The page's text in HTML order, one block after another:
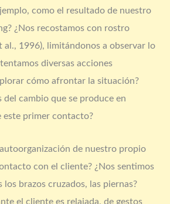
como el resultado de nuestro
¿Nos recostamos con rostro
1996), limitándonos a observar lo
diversas acciones
cómo afrontar la situación?
del cambio que se produce en
este primer contacto?
de nuestro propio
con el cliente? ¿Nos sentimos
los brazos cruzados, las piernas?
el cliente es relajada, de gestos